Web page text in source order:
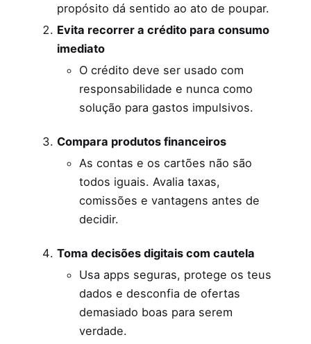
propósito dá sentido ao ato de poupar.
Evita recorrer a crédito para consumo
imediato
O crédito deve ser usado com
responsabilidade e nunca como
solução para gastos impulsivos.
Compara produtos financeiros
As contas e os cartões não são
todos iguais. Avalia taxas,
comissões e vantagens antes de
decidir.
Toma decisões digitais com cautela
Usa apps seguras, protege os teus
dados e desconfia de ofertas
demasiado boas para serem
verdade.